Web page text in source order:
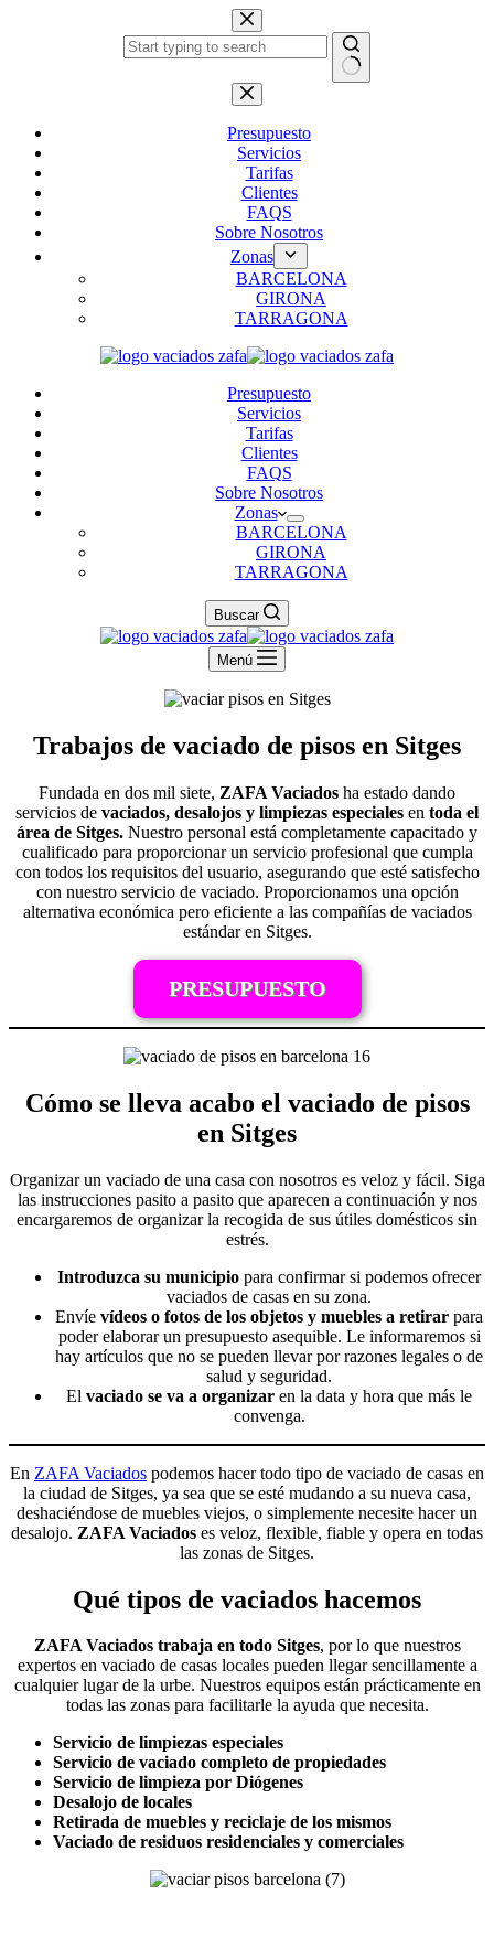
Saltar
al
contenido
Presupuesto
Servicios
Tarifas
Clientes
FAQS
Sobre Nosotros
Zonas
BARCELONA
GIRONA
TARRAGONA
Presupuesto
Servicios
Tarifas
Clientes
FAQS
Sobre Nosotros
Zonas
BARCELONA
GIRONA
TARRAGONA
Buscar
Menú
Trabajos de vaciado de pisos en Sitges
Fundada en dos mil siete, ZAFA Vaciados ha estado dando
servicios de vaciados, desalojos y limpiezas especiales en toda el
área de Sitges. Nuestro personal está completamente capacitado y
cualificado para proporcionar un servicio profesional que cumpla
con todos los requisitos del usuario, asegurando que esté satisfecho
con nuestro servicio de vaciado. Proporcionamos una opción
alternativa económica pero eficiente a las compañías de vaciados
estándar en Sitges.
PRESUPUESTO
Cómo se lleva acabo el vaciado de pisos
en Sitges
Organizar un vaciado de una casa con nosotros es veloz y fácil. Siga
las instrucciones pasito a pasito que aparecen a continuación y nos
encargaremos de organizar la recogida de sus útiles domésticos sin
estrés.
Introduzca su municipio para confirmar si podemos ofrecer
vaciados de casas en su zona.
Envíe vídeos o fotos de los objetos y muebles a retirar para
poder elaborar un presupuesto asequible. Le informaremos si
hay artículos que no se pueden llevar por razones legales o de
salud y seguridad.
El vaciado se va a organizar en la data y hora que más le
convenga.
En ZAFA Vaciados podemos hacer todo tipo de vaciado de casas en
la ciudad de Sitges, ya sea que se esté mudando a su nueva casa,
deshaciéndose de muebles viejos, o simplemente necesite hacer un
desalojo. ZAFA Vaciados es veloz, flexible, fiable y opera en todas
las zonas de Sitges.
Qué tipos de vaciados hacemos
ZAFA Vaciados trabaja en todo Sitges, por lo que nuestros
expertos en vaciado de casas locales pueden llegar sencillamente a
cualquier lugar de la urbe. Nuestros equipos están prácticamente en
todas las zonas para facilitarle la ayuda que necesita.
Servicio de limpiezas especiales
Servicio de vaciado completo de propiedades
Servicio de limpieza por Diógenes
Desalojo de locales
Retirada de muebles y reciclaje de los mismos
Vaciado de residuos residenciales y comerciales